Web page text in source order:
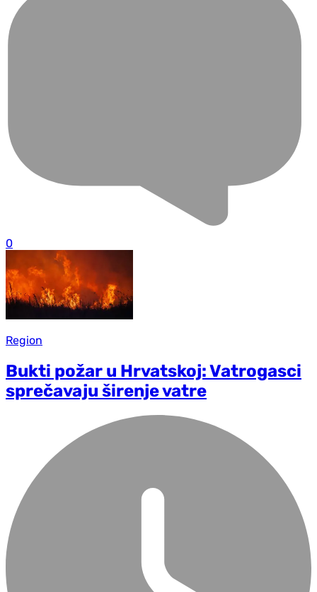
0
Region
Bukti požar u Hrvatskoj: Vatrogasci
sprečavaju širenje vatre